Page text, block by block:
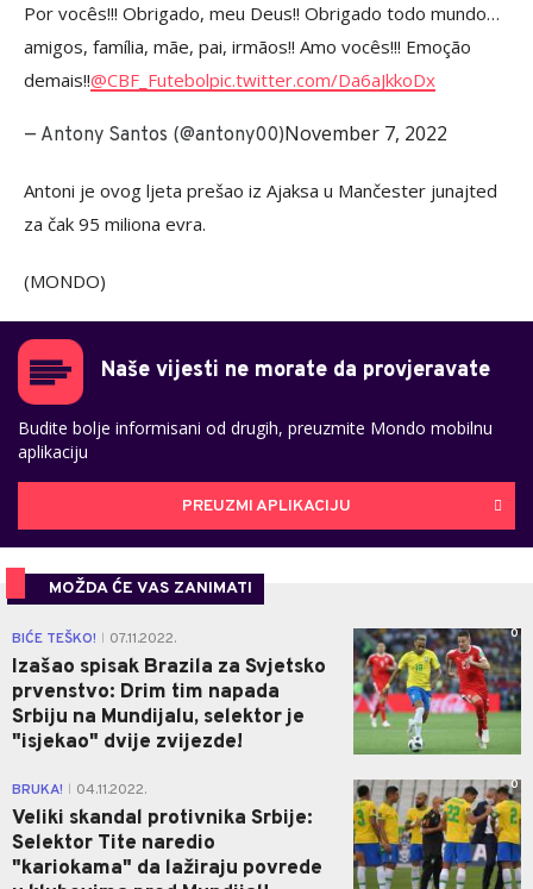
Por vocês!!! Obrigado, meu Deus!! Obrigado todo mundo…
amigos, família, mãe, pai, irmãos!! Amo vocês!!! Emoção
demais!!@CBF_Futebolpic.twitter.com/Da6aJkkoDx
— Antony Santos (@antony00)November 7, 2022
Antoni je ovog ljeta prešao iz Ajaksa u Mančester junajted
za čak 95 miliona evra.
(MONDO)
Naše vijesti ne morate da provjeravate
Budite bolje informisani od drugih, preuzmite Mondo mobilnu
aplikaciju
PREUZMI APLIKACIJU
MOŽDA ĆE VAS ZANIMATI
BIĆE TEŠKO! 07.11.2022.
Izašao spisak Brazila za Svjetsko
prvenstvo: Drim tim napada
Srbiju na Mundijalu, selektor je
"isjekao" dvije zvijezde!
0
BRUKA! 04.11.2022.
Veliki skandal protivnika Srbije:
Selektor Tite naredio
"kariokama" da lažiraju povrede
0